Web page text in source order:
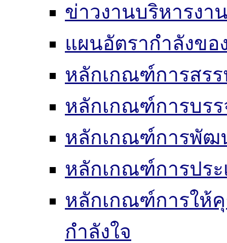
ข่าวงานบริหารงา
แผนอัตรากำลังขอ
หลักเกณฑ์การสร
หลักเกณฑ์การบร
หลักเกณฑ์การพัฒ
หลักเกณฑ์การปร
หลักเกณฑ์การให้
กำลังใจ